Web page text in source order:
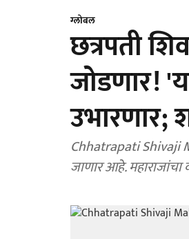
ग्लोबल
छत्रपती
जोडणार!
उभारणार;
Chhatrapati Shivaji
जाणार आहे.